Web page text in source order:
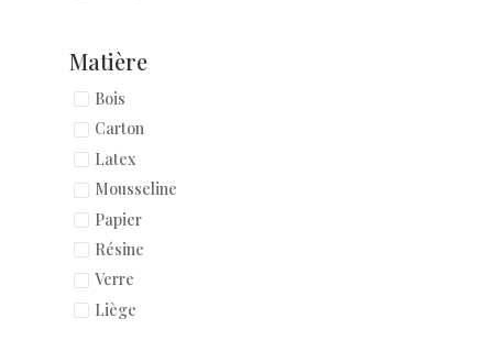
Matière
Bois
Carton
Latex
Mousseline
Papier
Résine
Verre
Liège